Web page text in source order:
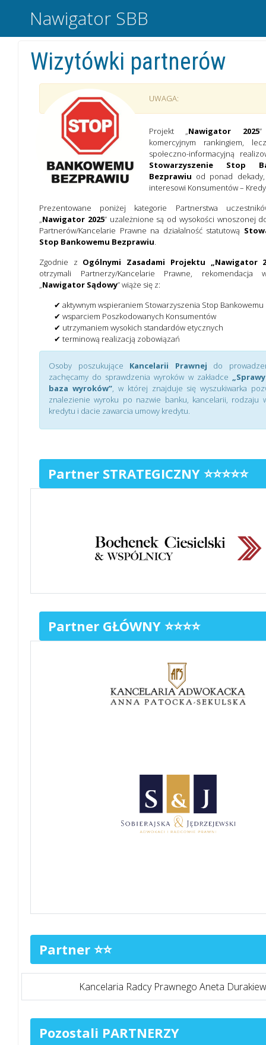
Wizytówki partnerów
UWAGA:
Projekt „Nawigator 2025
komercyjnym rankingiem,
społeczno-informacyjną
Stowarzyszenie Stop
Bezprawiu od ponad dekady,
interesowi Konsumentów –
Prezentowane poniżej kategorie Partnerstwa
„Nawigator 2025” uzależnione są od wysokości wnoszonej
Partnerów/Kancelarie Prawne na działalność statutową
Stop Bankowemu Bezprawiu.
Zgodnie z Ogólnymi Zasadami Projektu „Nawigator
otrzymali Partnerzy/Kancelarie Prawne, rekomendacja
„Nawigator Sądowy” wiąże się z:
✔ aktywnym wspieraniem Stowarzyszenia Stop
✔ wsparciem Poszkodowanych Konsumentów
✔ utrzymaniem wysokich standardów etycznych
✔ terminową realizacją zobowiązań
Osoby poszukujące Kancelarii Prawnej do
zachęcamy do sprawdzenia wyroków w zakładce
baza wyroków”, w której znajduje się wyszukiwarka
znalezienie wyroku po nazwie banku, kancelarii, rodzaju
kredytu i dacie zawarcia umowy kredytu.
Partner STRATEGICZNY ⭐⭐⭐⭐⭐
Partner GŁÓWNY ⭐⭐⭐⭐
Partner ⭐⭐
Kancelaria Radcy Prawnego Aneta
Pozostali PARTNERZY
Nawigator SBB